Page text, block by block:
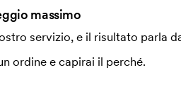
massimo
servizio, e il risultato parla
ordine e capirai il perché.